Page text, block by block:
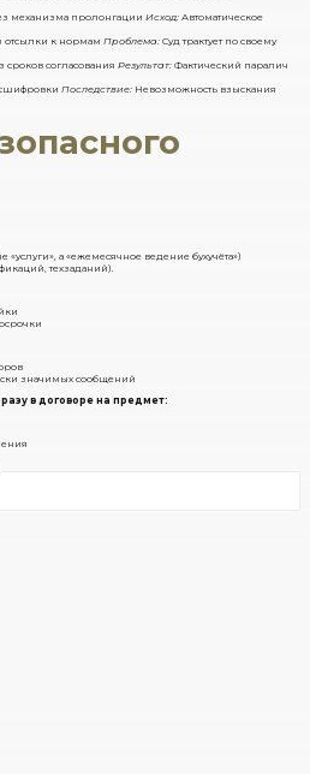
механизма пролонгации Исход: Автоматическое
отсылки к нормам Проблема: Суд трактует по своему
сроков согласования Результат: Фактический паралич
Последствие: Невозможность взыскания
а «ежемесячное ведение бухучёта»)
техзаданий).
значимых сообщений
в договоре на предмет: